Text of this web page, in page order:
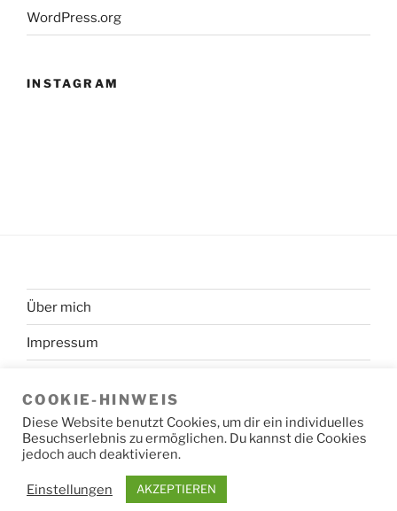
WordPress.org
INSTAGRAM
Über mich
Impressum
Datenschutzerklärung Stolz präsentiert von WordPress
COOKIE-HINWEIS
Diese Website benutzt Cookies, um dir ein individuelles
Besuchserlebnis zu ermöglichen. Du kannst die Cookies
jedoch auch deaktivieren.
Einstellungen AKZEPTIEREN